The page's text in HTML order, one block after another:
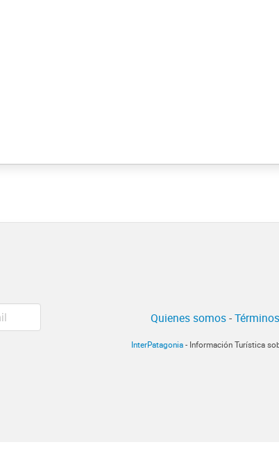
Quienes somos-
InterPatagonia - Información Turística